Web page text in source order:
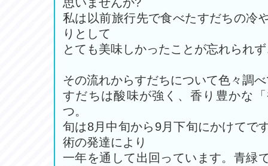
私は以前旅行先で食べたすだちの冷
りとして
とても美味しかったことが忘れられ
その流れからすだちについて色々調
すだちは酸味が強く、香り豊かな
つ。
旬は8月中旬から9月下旬にかけてで
術の発達により
一年を通して出回っています。青緑